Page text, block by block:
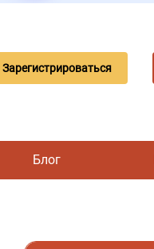
Зарегистрироваться
Блог